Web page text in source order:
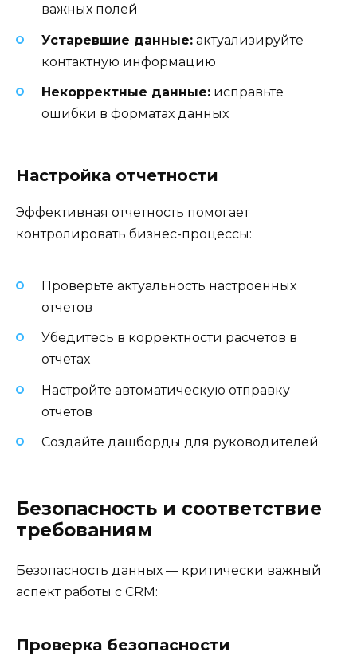
важных полей
Устаревшие данные: актуализируйте
контактную информацию
Некорректные данные: исправьте
ошибки в форматах данных
Настройка отчетности
Эффективная отчетность помогает
контролировать бизнес-процессы:
Проверьте актуальность настроенных
отчетов
Убедитесь в корректности расчетов в
отчетах
Настройте автоматическую отправку
отчетов
Создайте дашборды для руководителей
Безопасность и соответствие
требованиям
Безопасность данных — критически важный
аспект работы с CRM:
Проверка безопасности